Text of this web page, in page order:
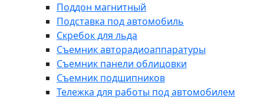
Поддон магнитный
Подставка под автомобиль
Скребок для льда
Съемник авторадиоаппаратуры
Съемник панели облицовки
Съемник подшипников
Тележка для работы под автомобилем